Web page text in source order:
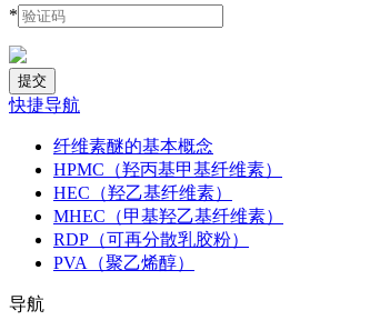
*
快捷导航
纤维素醚的基本概念
HPMC（羟丙基甲基纤维素）
HEC（羟乙基纤维素）
MHEC（甲基羟乙基纤维素）
RDP（可再分散乳胶粉）
PVA（聚乙烯醇）
导航